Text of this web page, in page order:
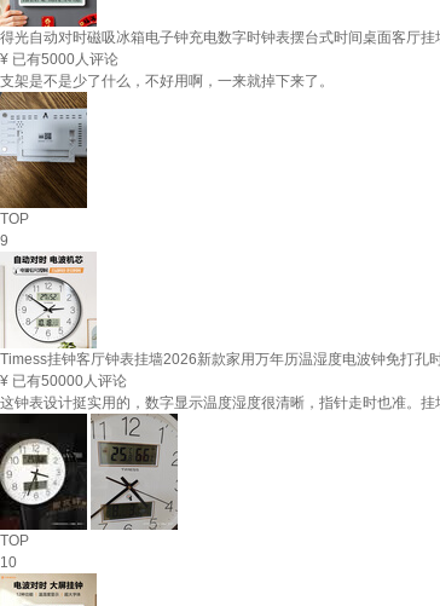
得光自动对时磁吸冰箱电子钟充电数字时钟表摆台式时间桌面客厅
¥ 已有5000人评论
支架是不是少了什么，不好用啊，一来就掉下来了。
TOP
9
Timess挂钟客厅钟表挂墙2026新款家用万年历温湿度电波钟免打孔
¥ 已有50000人评论
这钟表设计挺实用的，数字显示温度湿度很清晰，指针走时也准。
TOP
10